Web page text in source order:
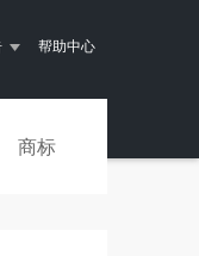
帮助中心
商标